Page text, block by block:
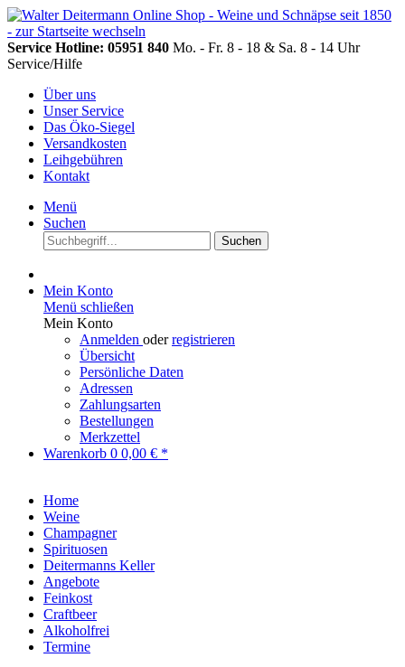
Service Hotline: 05951 840 Mo. - Fr. 8 - 18 & Sa. 8 - 14 Uhr
Service/Hilfe
Über uns
Unser Service
Das Öko-Siegel
Versandkosten
Leihgebühren
Kontakt
Menü
Suchen
Suchen
Mein Konto
Menü schließen
Mein Konto
Anmelden oderregistrieren
Übersicht
Persönliche Daten
Adressen
Zahlungsarten
Bestellungen
Merkzettel
Warenkorb 0 0,00 € *
Home
Weine
Champagner
Spirituosen
Deitermanns Keller
Angebote
Feinkost
Craftbeer
Alkoholfrei
Termine